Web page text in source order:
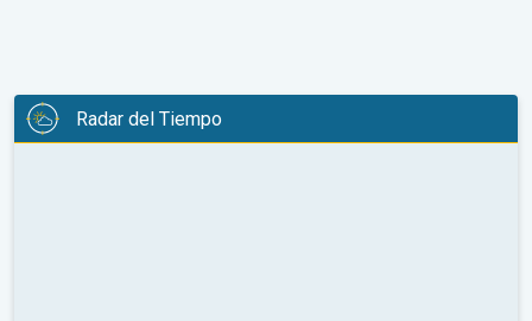
Radar del Tiempo